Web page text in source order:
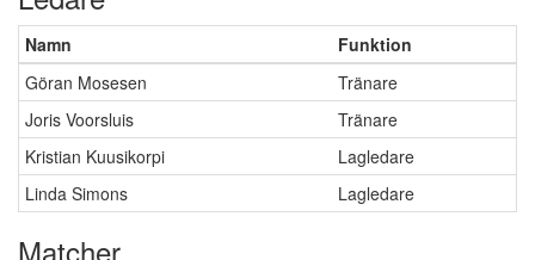
Namn
Funktion
Göran Mosesen
Tränare
Joris Voorsluis
Tränare
Kristian Kuusikorpi
Lagledare
Linda Simons
Lagledare
Matcher